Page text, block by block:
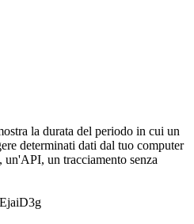
la durata del periodo in cui un
determinati dati dal tuo computer
un tracciamento senza